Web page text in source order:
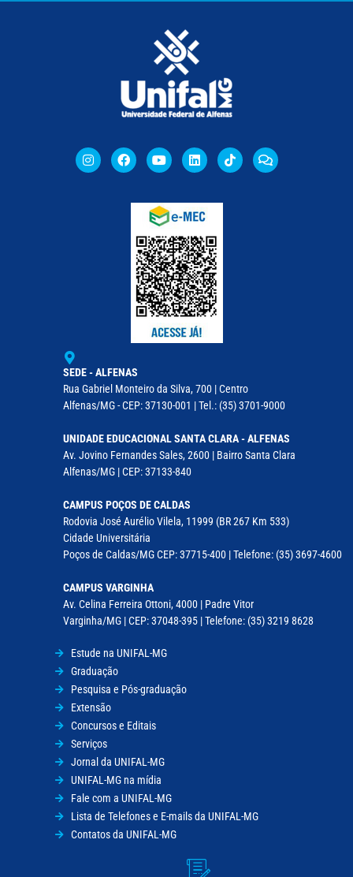
SEDE - ALFENAS
Rua Gabriel Monteiro da Silva, 700 | Centro
Alfenas/MG - CEP: 37130-001 | Tel.: (35) 3701-9000
UNIDADE EDUCACIONAL SANTA CLARA - ALFENAS
Av. Jovino Fernandes Sales, 2600 | Bairro Santa Clara
Alfenas/MG | CEP: 37133-840
CAMPUS POÇOS DE CALDAS
Rodovia José Aurélio Vilela, 11999 (BR 267 Km 533)
Cidade Universitária
Poços de Caldas/MG CEP: 37715-400 | Telefone: (35) 3697-4600
CAMPUS VARGINHA
Av. Celina Ferreira Ottoni, 4000 | Padre Vitor
Varginha/MG | CEP: 37048-395 | Telefone: (35) 3219 8628
Estude na UNIFAL-MG
Graduação
Pesquisa e Pós-graduação
Extensão
Concursos e Editais
Serviços
Jornal da UNIFAL-MG
UNIFAL-MG na mídia
Fale com a UNIFAL-MG
Lista de Telefones e E-mails da UNIFAL-MG
Contatos da UNIFAL-MG